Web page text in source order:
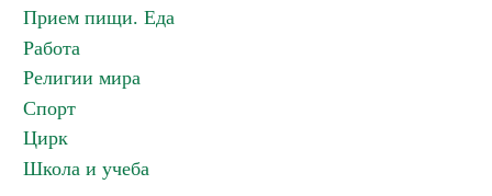
Прием пищи. Еда
Работа
Религии мира
Спорт
Цирк
Школа и учеба